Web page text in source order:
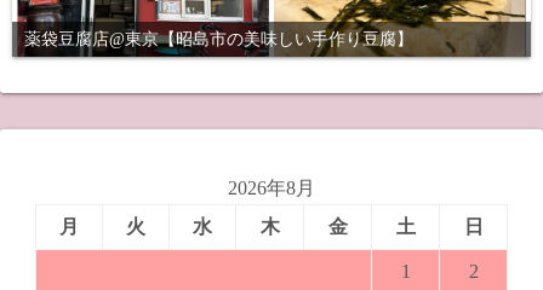
薬袋豆腐店@東京【昭島市の美味しい手作り豆腐】
2026年8月
月
火 水 木 金 土 日
1 2